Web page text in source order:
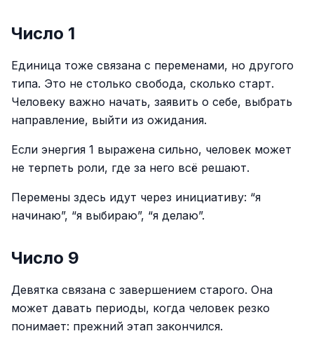
Число 1
Единица тоже связана с переменами, но другого
типа. Это не столько свобода, сколько старт.
Человеку важно начать, заявить о себе, выбрать
направление, выйти из ожидания.
Если энергия 1 выражена сильно, человек может
не терпеть роли, где за него всё решают.
Перемены здесь идут через инициативу: “я
начинаю”, “я выбираю”, “я делаю”.
Число 9
Девятка связана с завершением старого. Она
может давать периоды, когда человек резко
понимает: прежний этап закончился.